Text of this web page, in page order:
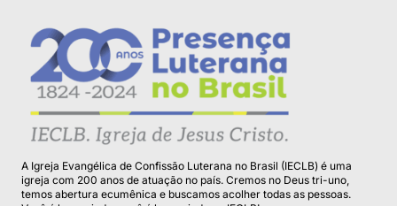
A Igreja Evangélica de Confissão Luterana no Brasil (IECLB) é uma
igreja com 200 anos de atuação no país. Cremos no Deus tri-uno,
temos abertura ecumênica e buscamos acolher todas as pessoas.